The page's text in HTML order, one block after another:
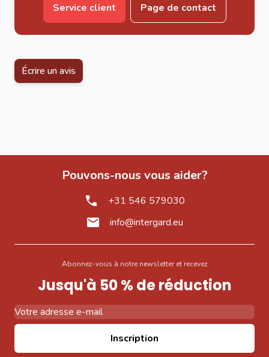
Service client Page de contact
Écrire un avis
Pouvons-nous vous aider?
+31 546 579030
info@intergard.eu
Abonnez-vous à notre newsletter et recevez
Jusqu'à 50 % de réduction
Inscription